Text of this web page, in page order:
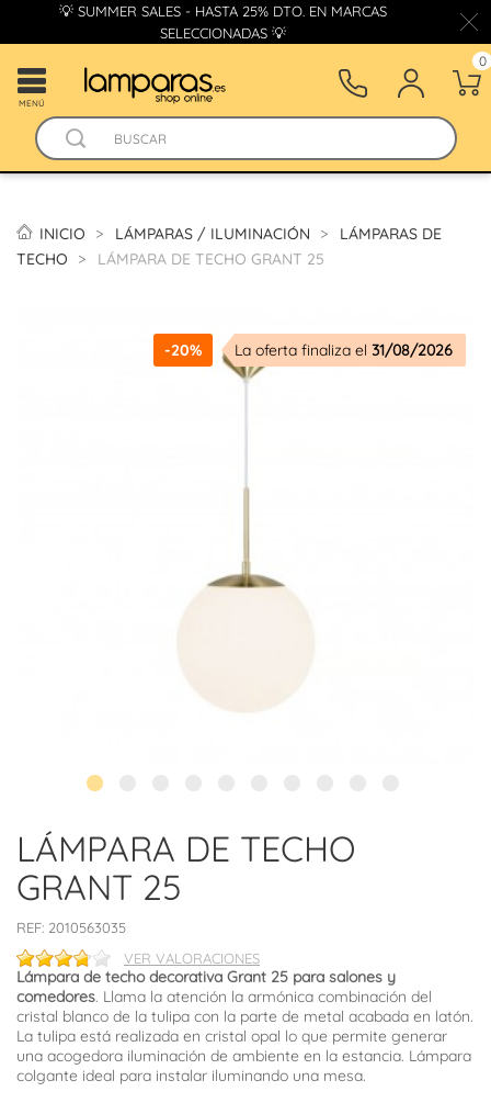
💡 SUMMER SALES - HASTA 25% DTO. EN MARCAS
SELECCIONADAS 💡
MENÚ
0
INICIO LÁMPARAS / ILUMINACIÓN
LÁMPARAS DE
TECHO
LÁMPARA DE TECHO GRANT 25
-20% La oferta finaliza el 31/08/2026
LÁMPARA DE TECHO
GRANT 25
REF: 2010563035
VER VALORACIONES
Lámpara de techo decorativa Grant 25 para salones y
comedores. Llama la atención la armónica combinación del
cristal blanco de la tulipa con la parte de metal acabada en latón.
La tulipa está realizada en cristal opal lo que permite generar
una acogedora iluminación de ambiente en la estancia. Lámpara
colgante ideal para instalar iluminando una mesa.